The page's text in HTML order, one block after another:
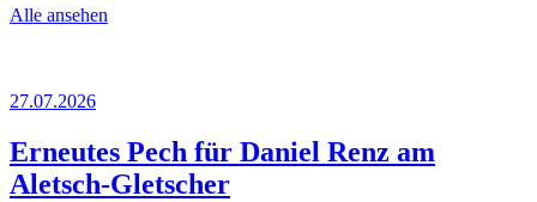
Alle ansehen
27.07.2026
Erneutes Pech für Daniel Renz am
Aletsch-Gletscher